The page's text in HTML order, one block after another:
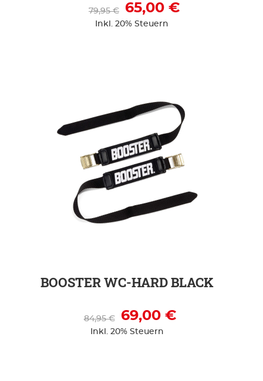
65,00 €
79,95 €
Inkl. 20% Steuern
BOOSTER WC-HARD BLACK
69,00 €
84,95 €
Inkl. 20% Steuern
ZUR DETAILSEITE